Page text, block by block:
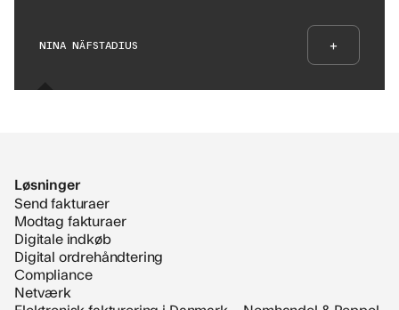
NINA NÄFSTADIUS +
Løsninger
Send fakturaer
Modtag fakturaer
Digitale indkøb
Digital ordrehåndtering
Compliance
Netværk